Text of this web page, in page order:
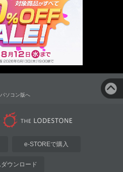
パソコン版へ
e-STOREで購入
ウンロード